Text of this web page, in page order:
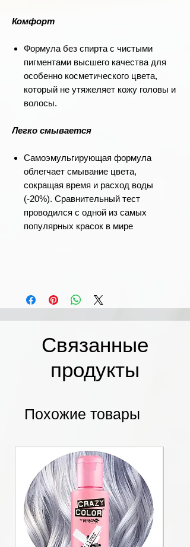
Комфорт
Формула без спирта с чистыми
пигментами высшего качества для
особенно косметического цвета,
который не утяжеляет кожу головы и
волосы.
Легко смывается
Самоэмульгирующая формула
облегчает смывание цвета,
сокращая время и расход воды
(-20%). Сравнительный тест
проводился с одной из самых
популярных красок в мире
Связанные
продукты
Похожие товары